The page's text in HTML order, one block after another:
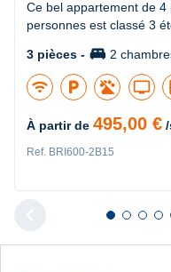
Ce bel appartement de 4
personnes est classé 3
3 pièces - king_bed 2
wifi local_parking tv
À partir de 495,00 €
Ref. BRI600-2B15
Diapositive